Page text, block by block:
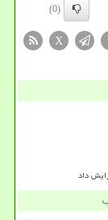
(0)
X
داد